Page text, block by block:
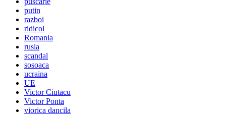
putin
razboi
ridicol
Romania
rusia
scandal
sosoaca
ucraina
UE
Victor Ciutacu
Victor Ponta
viorica dancila